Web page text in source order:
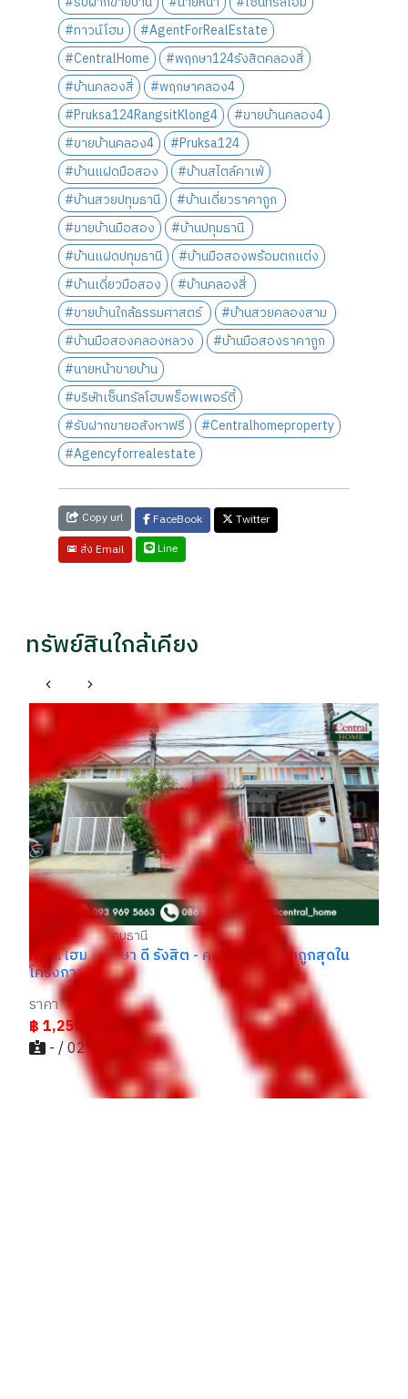
#ทาวน์โฮม
#AgentForRealEstate
#CentralHome
#พฤกษา124รังสิตคลองสี่
#บ้านคลองสี่
#พฤกษาคลอง4
#Pruksa124RangsitKlong4
#ขายบ้านคลอง4
#ขายบ้านคลอง4
#Pruksa124
#บ้านแฝดมือสอง
#บ้านสไตล์คาเฟ่
#บ้านสวยปทุมธานี
#บ้านเดี่ยวราคาถูก
#ขายบ้านมือสอง
#บ้านปทุมธานี
#บ้านแฝดปทุมธานี
#บ้านมือสองพร้อมตกแต่ง
#บ้านเดี่ยวมือสอง
#บ้านคลองสี่
#ขายบ้านใกล้ธรรมศาสตร์
#บ้านสวยคลองสาม
#บ้านมือสองคลองหลวง
#บ้านมือสองราคาถูก
#นายหน้าขายบ้าน
#บริษัทเซ็นทรัลโฮมพร็อพเพอร์ตี้
#รับฝากขายอสังหาฟรี
#Centralhomeproperty
#Agencyforrealestate
Copy url FaceBook
Twitter
ส่ง Email
Line
ทรัพย์สินใกล้เคียง
คลองหลวง ปทุมธานี
ทาวน์โฮม พฤกษา ดี รังสิต - คลองสาม ราคาถูกสุดใน
โครงการ
ราคา
฿ 1,250,000
- / 029xxxx99